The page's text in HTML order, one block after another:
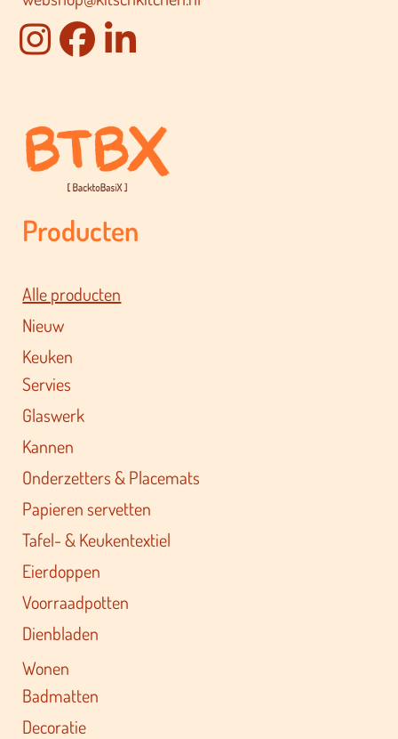
Producten
Alle producten
Nieuw
Keuken
Servies
Glaswerk
Kannen
Onderzetters & Placemats
Papieren servetten
Tafel- & Keukentextiel
Eierdoppen
Voorraadpotten
Dienbladen
Wonen
Badmatten
Decoratie